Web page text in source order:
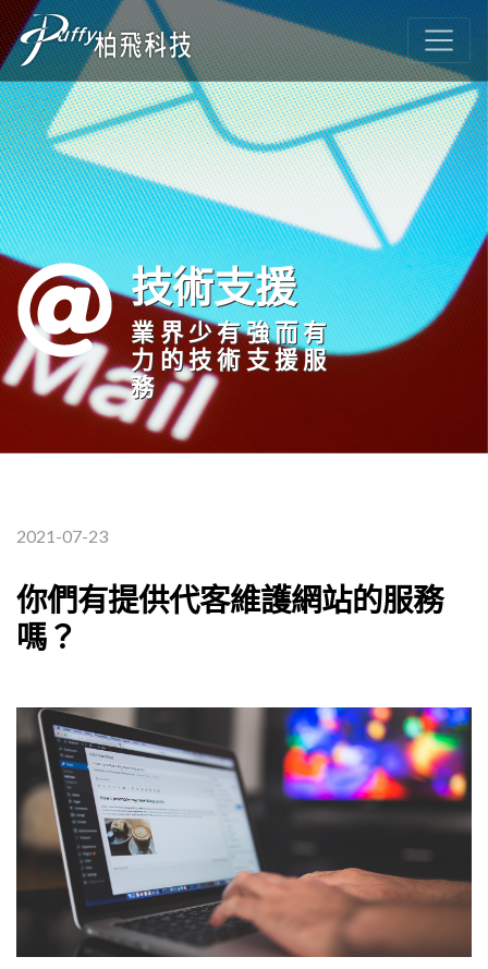
技術支援
業界少有強而有
力的技術支援服
務
2021-07-23
你們有提供代客維護網站的服務
嗎？